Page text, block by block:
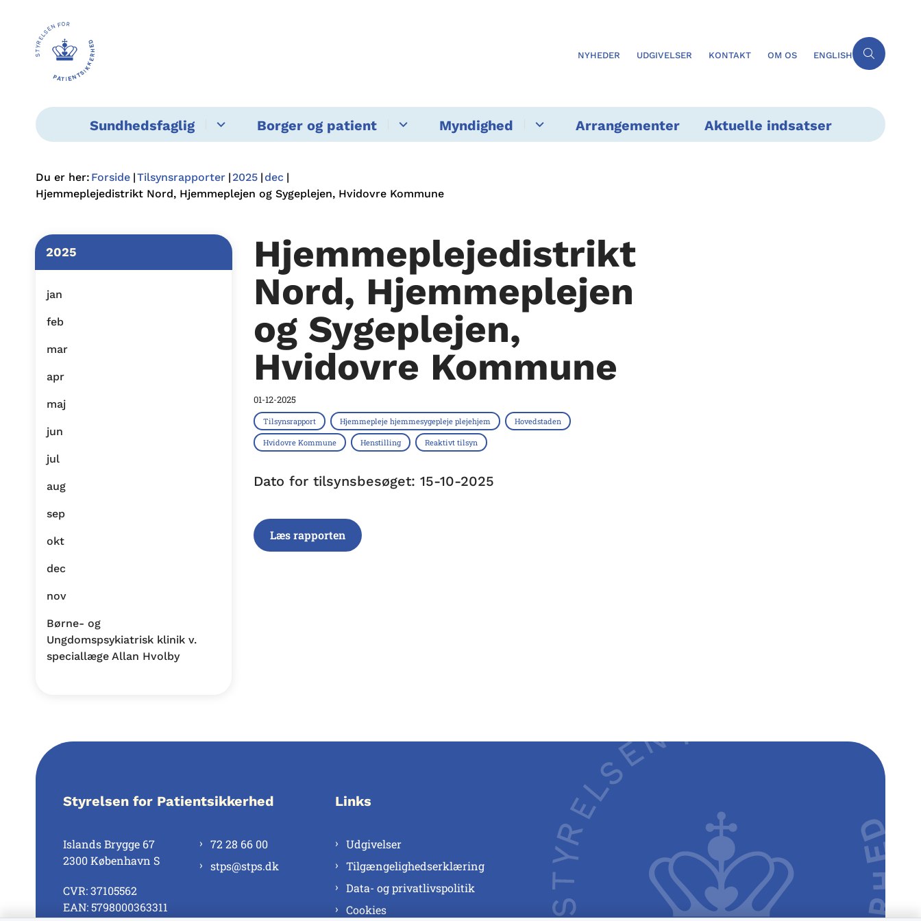
NYHEDER UDGIVELSER KONTAKT OM OS ENGLISH
Sundhedsfaglig Borger og patient Myndighed Arrangementer Aktuelle indsatser
Du er her: Forside Tilsynsrapporter 2025 dec
Hjemmeplejedistrikt Nord, Hjemmeplejen og Sygeplejen, Hvidovre Kommune
2025
jan
feb
mar
apr
maj
jun
jul
aug
sep
okt
dec
nov
Børne- og
Ungdomspsykiatrisk klinik v.
speciallæge Allan Hvolby
Hjemmeplejedistrikt
Nord, Hjemmeplejen
og Sygeplejen,
Hvidovre Kommune
01-12-2025
Tilsynsrapport Hjemmepleje hjemmesygepleje plejehjem Hovedstaden
Hvidovre Kommune Henstilling Reaktivt tilsyn
Dato for tilsynsbesøget: 15-10-2025
Læs rapporten
Styrelsen for Patientsikkerhed
Islands Brygge 67
2300 København S
CVR: 37105562
EAN: 5798000363311
72 28 66 00
stps@stps.dk
Links
Udgivelser
Tilgængelighedserklæring
Data- og privatlivspolitik
Cookies